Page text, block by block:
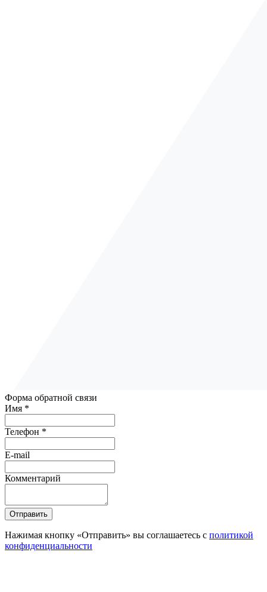
Форма обратной связи
Имя *
Телефон *
E-mail
Комментарий
Отправить
Нажимая кнопку «Отправить» вы соглашаетесь с политикой
конфиденциальности